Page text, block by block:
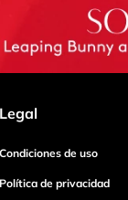
Legal
Condiciones de uso
Política de privacidad